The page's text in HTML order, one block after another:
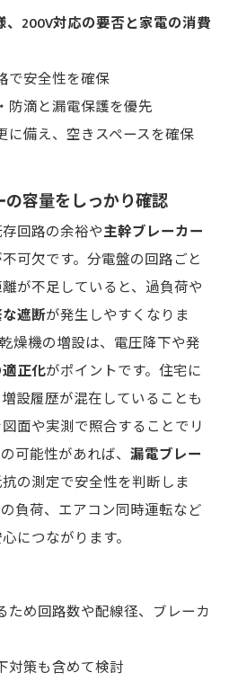
、200V対応の要否と家電の消費
で安全性を確保
防滴と漏電保護を優先
に備え、空きスペースを確保
容量をしっかり確認
回路の余裕や主幹ブレーカー
可欠です。分電盤の回路ごと
が不足していると、過負荷や
遮断が発生しやすくなりま
燥機の増設は、電圧降下や発
正化がポイントです。住宅に
設履歴が混在していることも
図面や実測で照合することでリ
可能性があれば、 漏電ブレー
の測定で安全性を判断しま
負荷、エアコン同時運転など
につながります。
ため回路数や配線径、ブレーカ
対策も含めて検討